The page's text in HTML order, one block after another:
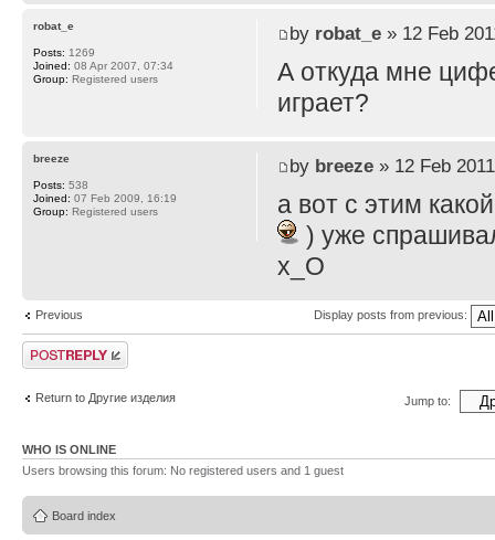
by robat_e» 12 Feb
А откуда мне
играет?
robat_e
Posts: 1269
Joined: 08 Apr 2007, 07:34
Group: Registered users
by breeze» 12 Feb
а вот с этим
) уже
x_O
breeze
Posts: 538
Joined: 07 Feb 2009, 16:19
Group: Registered users
Previous Display posts from previous:
Post a reply
Return to Другие изделия Jump to:
WHO IS ONLINE
Users browsing this forum: No registered users and 1 guest
Board index